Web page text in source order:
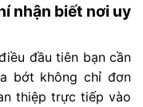
nhận biết nơi uy
đầu tiên bạn cần
bớt không chỉ đơn
thiệp trực tiếp vào